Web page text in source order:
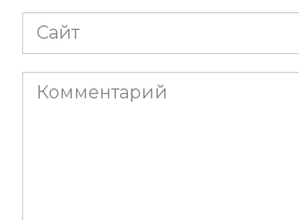
Сайт
Комментарий